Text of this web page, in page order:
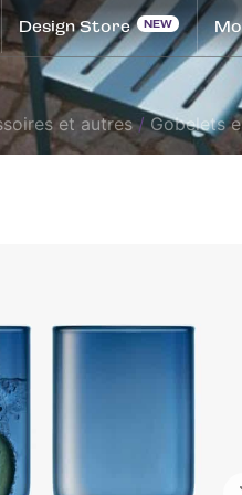
Design Store
et autres / Gobelets